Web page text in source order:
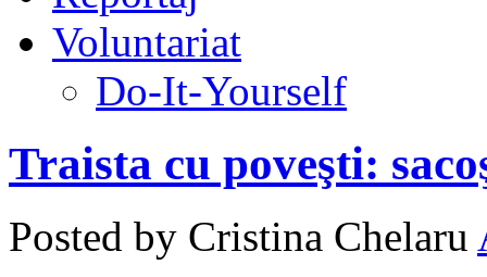
Voluntariat
Do-It-Yourself
Traista cu poveşti:
Posted by Cristina Chelaru